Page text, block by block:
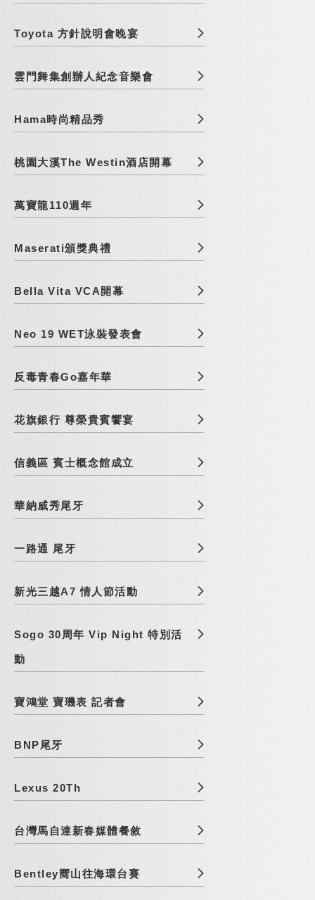
Toyota 方針說明會晚宴
雲門舞集創辦人紀念音樂會
Hama時尚精品秀
桃園大溪The Westin酒店開幕
萬寶龍110週年
Maserati頒獎典禮
Bella Vita VCA開幕
Neo 19 WET泳裝發表會
反毒青春Go嘉年華
花旗銀行 尊榮貴賓饗宴
信義區 賓士概念館成立
華納威秀尾牙
一路通 尾牙
新光三越A7 情人節活動
Sogo 30周年 Vip Night 特別活
動
寶鴻堂 寶璣表 記者會
BNP尾牙
Lexus 20Th
台灣馬自達新春媒體餐敘
Bentley嚮山往海環台賽